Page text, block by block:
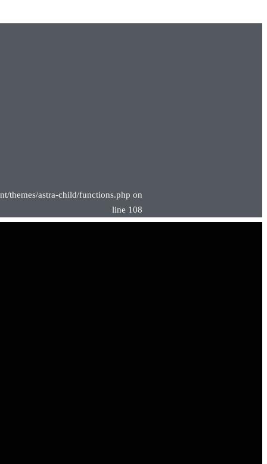
themes/astra-child/functions.php on
line 108